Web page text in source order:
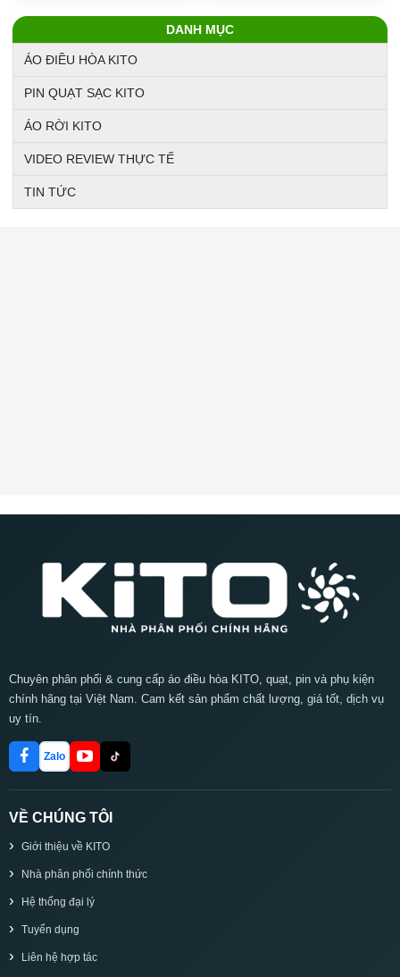
DANH MỤC
ÁO ĐIỀU HÒA KITO
PIN QUẠT SẠC KITO
ÁO RỜI KITO
VIDEO REVIEW THỰC TẾ
TIN TỨC
Chuyên phân phối & cung cấp áo điều hòa KITO, quạt, pin và phụ kiện
chính hãng tại Việt Nam. Cam kết sản phẩm chất lượng, giá tốt, dịch vụ
uy tín.
Zalo
VỀ CHÚNG TÔI
Giới thiệu về KITO
Nhà phân phối chính thức
Hệ thống đại lý
Tuyển dụng
Liên hệ hợp tác